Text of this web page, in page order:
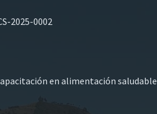
2025-0002
en alimentación saludable